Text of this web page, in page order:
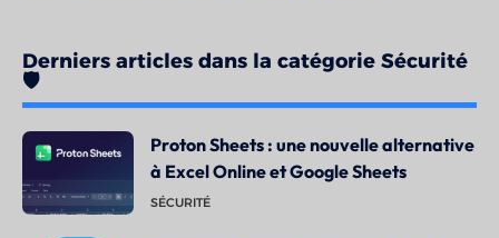
Derniers articles dans la catégorie Sécurité
🛡️
Proton Sheets : une nouvelle alternative
à Excel Online et Google Sheets
SÉCURITÉ